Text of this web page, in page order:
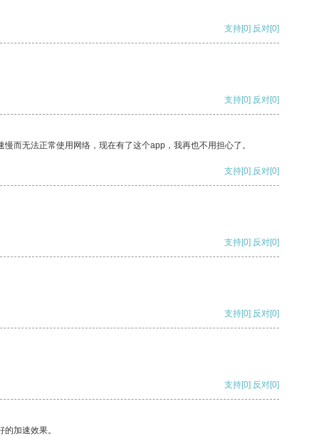
支持[0] 反对[0]
支持[0] 反对[0]
而无法正常使用网络，现在有了这个app，我再也不用担心了。
支持[0] 反对[0]
支持[0] 反对[0]
支持[0] 反对[0]
支持[0] 反对[0]
加速效果。